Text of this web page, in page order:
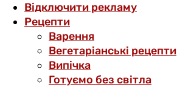
Відключити рекламу
Рецепти
Варення
Вегетаріанські рецепти
Випічка
Готуємо без світла